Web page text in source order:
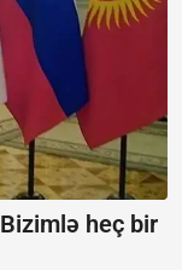
Bizimlə heç bir